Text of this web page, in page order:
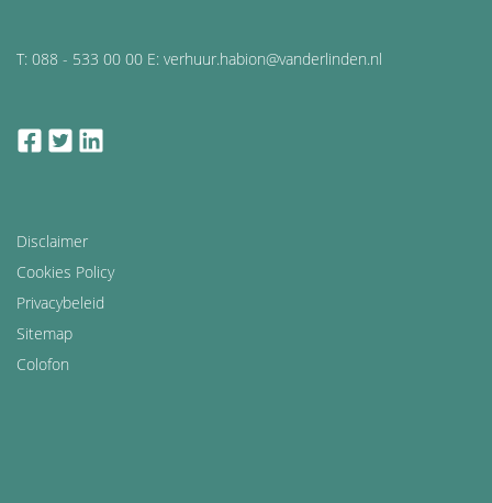
T: 088 - 533 00 00 E: verhuur.habion@vanderlinden.nl
facebook
twitter
Disclaimer
Cookies Policy
Privacybeleid
Sitemap
Colofon